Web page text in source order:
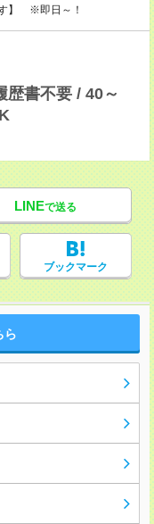
】 ※即日～！
歴書不要 / 40～
LINEで送る
ブックマーク
ら